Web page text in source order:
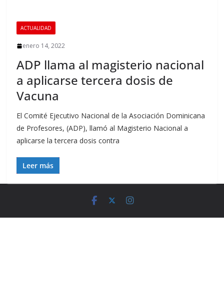
ACTUALIDAD
enero 14, 2022
ADP llama al magisterio nacional
a aplicarse tercera dosis de
Vacuna
El Comité Ejecutivo Nacional de la Asociación Dominicana
de Profesores, (ADP), llamó al Magisterio Nacional a
aplicarse la tercera dosis contra
Leer más